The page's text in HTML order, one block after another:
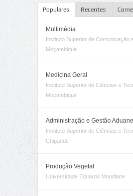
Populares Recentes
Multimédia
Instituto Superior de Comunicação
Moçambique
Medicina Geral
Instituto Superior de Ciências e
Moçambique
Administração e Gestão
Instituto Superior de Ciências e
Chipande
Produção Vegetal
Universidade Eduardo Mondlane